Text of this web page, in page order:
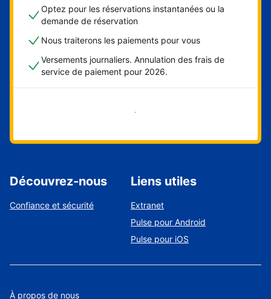
Optez pour les réservations instantanées ou la
demande de réservation
Nous traiterons les paiements pour vous
Versements journaliers. Annulation des frais de
service de paiement pour 2026.
Démarrer maintenant
Découvrez-nous
Confiance et sécurité
Liens utiles
Extranet
Pulse pour Android
Pulse pour iOS
À propos de nous